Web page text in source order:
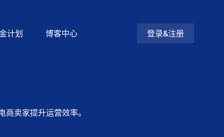
计划 博客中心 登录&注册
卖家提升运营效率。